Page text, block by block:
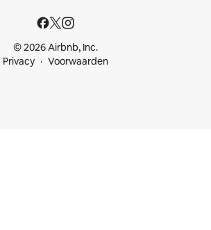
© 2026 Airbnb, Inc.
Privacy
Voorwaarden